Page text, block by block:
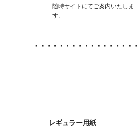
随時サイトにてご案内いたしま
す。
レギュラー用紙